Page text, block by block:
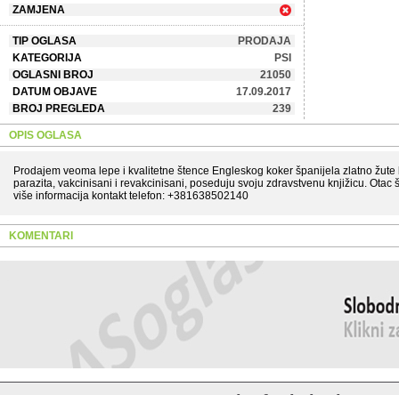
ZAMJENA
TIP OGLASA
PRODAJA
KATEGORIJA
PSI
OGLASNI BROJ
21050
DATUM OBJAVE
17.09.2017
BROJ PREGLEDA
239
OPIS OGLASA
Prodajem veoma lepe i kvalitetne štence Engleskog koker španijela zlatno
parazita, vakcinisani i revakcinisani, poseduju svoju zdravstvenu knjižicu. Otac
više informacija kontakt telefon: +381638502140
KOMENTARI